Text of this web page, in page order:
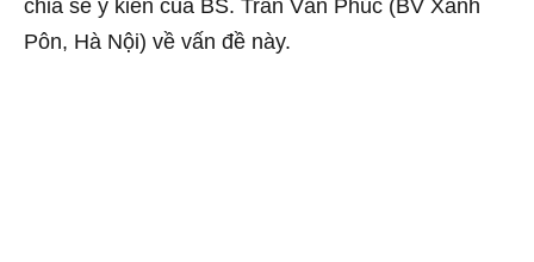
chia sẻ ý kiến của BS. Trần Văn Phúc (BV Xanh
Pôn, Hà Nội) về vấn đề này.